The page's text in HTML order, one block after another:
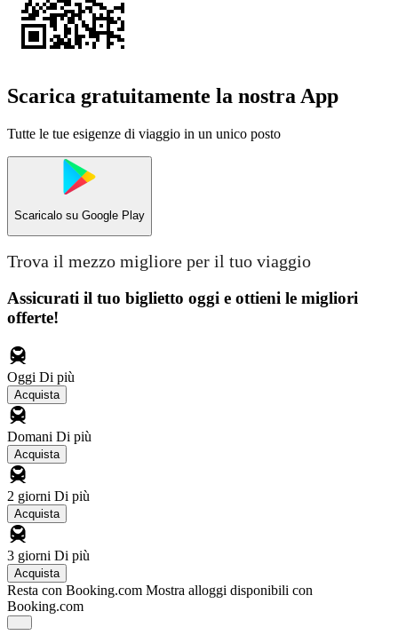
Scarica gratuitamente la nostra App
Tutte le tue esigenze di viaggio in un unico posto
Scaricalo su Google Play
Trova il mezzo migliore per il tuo viaggio
Assicurati il ​​tuo biglietto oggi e ottieni le migliori
offerte!
Oggi Di più
Acquista
Domani Di più
Acquista
2 giorni Di più
Acquista
3 giorni Di più
Acquista
Resta con Booking.com Mostra alloggi disponibili con
Booking.com